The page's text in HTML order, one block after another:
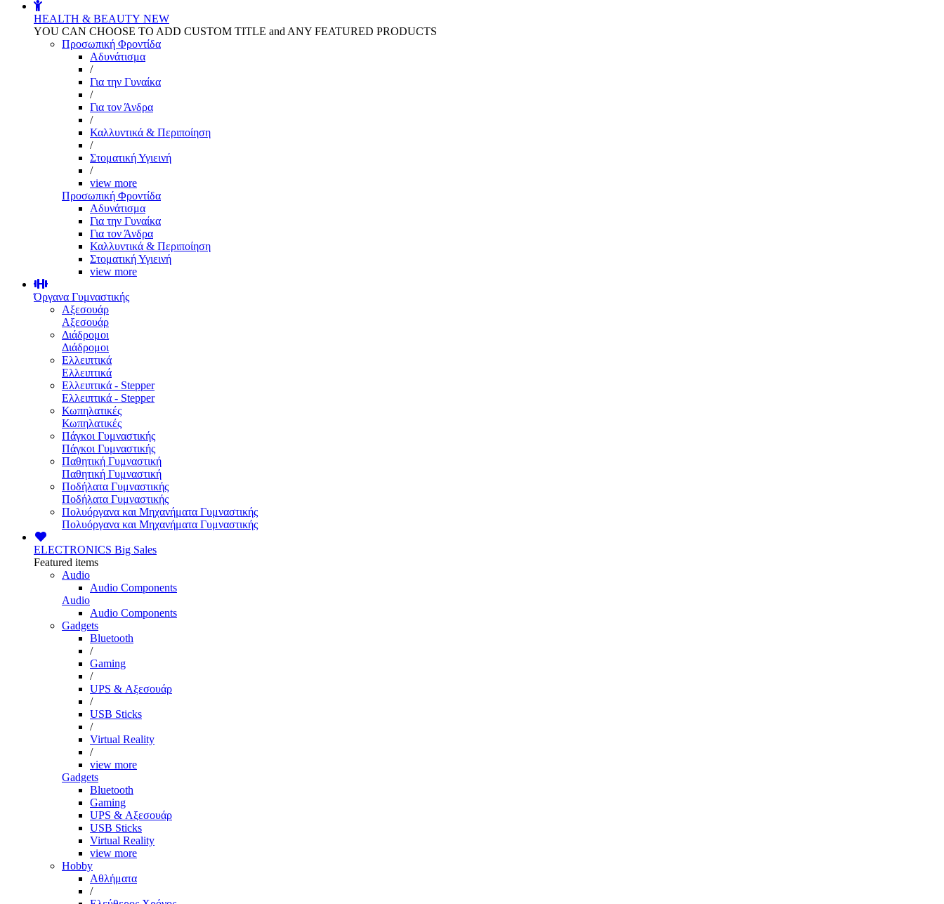
HEALTH & BEAUTY NEW
YOU CAN CHOOSE TO ADD CUSTOM TITLE and ANY FEATURED PRODUCTS
Προσωπική Φροντίδα
Αδυνάτισμα
/
Για την Γυναίκα
/
Για τον Άνδρα
/
Καλλυντικά & Περιποίηση
/
Στοματική Υγιεινή
/
view more
Προσωπική Φροντίδα
Αδυνάτισμα
Για την Γυναίκα
Για τον Άνδρα
Καλλυντικά & Περιποίηση
Στοματική Υγιεινή
view more
Όργανα Γυμναστικής
Αξεσουάρ
Αξεσουάρ
Διάδρομοι
Διάδρομοι
Ελλειπτικά
Ελλειπτικά
Ελλειπτικά - Stepper
Ελλειπτικά - Stepper
Κωπηλατικές
Κωπηλατικές
Πάγκοι Γυμναστικής
Πάγκοι Γυμναστικής
Παθητική Γυμναστική
Παθητική Γυμναστική
Ποδήλατα Γυμναστικής
Ποδήλατα Γυμναστικής
Πολυόργανα και Μηχανήματα Γυμναστικής
Πολυόργανα και Μηχανήματα Γυμναστικής
ELECTRONICS Big Sales
Featured items
Audio
Audio Components
Audio
Audio Components
Gadgets
Bluetooth
/
Gaming
/
UPS & Αξεσουάρ
/
USB Sticks
/
Virtual Reality
/
view more
Gadgets
Bluetooth
Gaming
UPS & Αξεσουάρ
USB Sticks
Virtual Reality
view more
Hobby
Αθλήματα
/